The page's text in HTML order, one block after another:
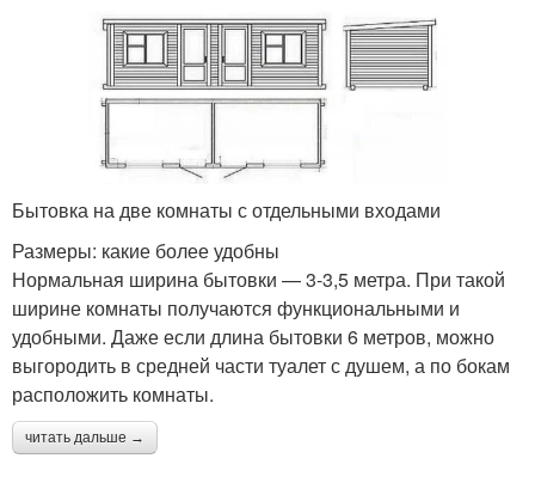
Бытовка на две комнаты с отдельными входами
Размеры: какие более удобны
Нормальная ширина бытовки — 3-3,5 метра. При такой
ширине комнаты получаются функциональными и
удобными. Даже если длина бытовки 6 метров, можно
выгородить в средней части туалет с душем, а по бокам
расположить комнаты.
читать дальше →